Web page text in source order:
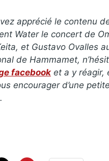
apprécié le contenu
Water le concert de
et Gustavo Ovalles
de Hammamet,
facebook et a y réagir,
encourager d’une